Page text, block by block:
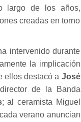
largo de los años,
creadas en torno
intervenido durante
la implicación
ellos destacó a José
de la Banda
; al ceramista Miguel
verano anuncian